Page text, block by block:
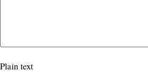
Plain text